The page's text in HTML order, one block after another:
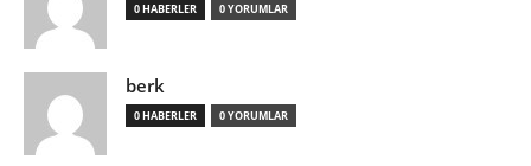
0 HABERLER 0 YORUMLAR
berk
0 HABERLER 0 YORUMLAR